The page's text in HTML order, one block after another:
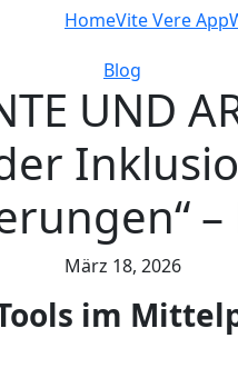
HomeVite Vere App
Blog
UND
März 18, 2026
im